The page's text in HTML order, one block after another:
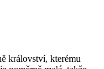
království, kterému